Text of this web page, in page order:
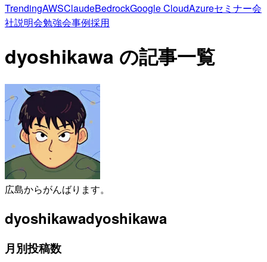
TrendingAWSClaudeBedrockGoogle CloudAzureセミナー会
社説明会勉強会事例採用
dyoshikawa の記事一覧
広島からがんばります。
dyoshikawadyoshikawa
月別投稿数